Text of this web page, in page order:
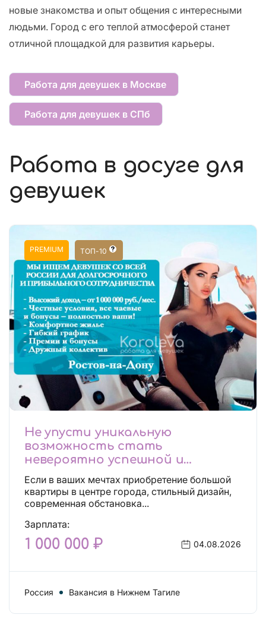
новые знакомства и опыт общения с интересными
людьми. Город с его теплой атмосферой станет
отличной площадкой для развития карьеры.
Работа для девушек в Москве
Работа для девушек в СПб
Работа в досуге для
девушек
PREMIUM ТОП-10
Не упусти уникальную
возможность стать
невероятно успешной и
независимой!
Если в ваших мечтах приобретение большой
квартиры в центре города, стильный дизайн,
современная обстановка...
Зарплата:
1 000 000 ₽ 04.08.2026
Россия Вакансия в Нижнем Тагиле